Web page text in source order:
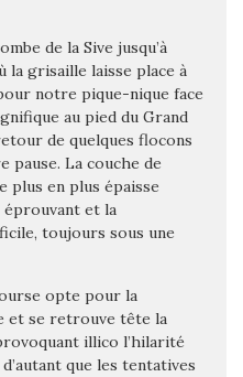
de la Sive jusqu’à
la grisaille laisse place à
notre pique-nique face
au pied du Grand
de quelques flocons
pause. La couche de
plus en plus épaisse
et la
toujours sous une
opte pour la
et se retrouve tête la
illico l’hilarité
que les tentatives